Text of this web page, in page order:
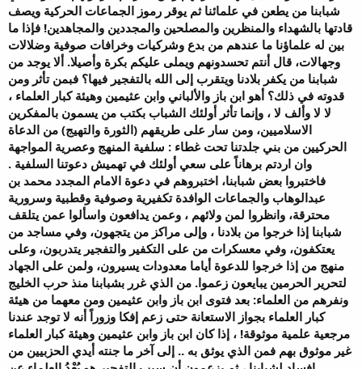
شبابنا من يطعن في علمائنا ثم يوقر رموز الجماعات الحركية ويصف
قادتها بالشهداء والمنظرين والمصلحين والمجددين والمجاهدين! فإذا ما
بين له علماؤنا ما عندهم من بدع وشركيات وخرافات صوفية وضلالات
وجهالات، قال أنتم تحسدونهم ويملى عليكم بكرة وأصيلا. ألا يوجد من
شبابنا من يكفر بلادنا ويتقرب إلى الله بالتفجير فيها؟ فبمن تأثر ومن
قدوته في ذلك؟ أهو ابن باز والألباني وابن عثيمين وهيئة كبار العلماء ،
لا لا وألف لا ، وإنما تأثر أولئك الشباب بكتب من يسمون بالمفكرين
الاسلاميين، ومن سار على طريقهم (الثورة والتهيج) من الدعاة
الحركيين من بني جلدتنا تحت غطاء : سلفية المنهج وعصرية المواجهة
وان اردتم برهاناً على سعي أولئك في تهميش دعوتنا السلفية .
فاختبروا بعض شبابنا، اختبروهم في دعوة الامام المجدد محمد بن
عبدالوهاب والجماعات الوافدة تكفيرية وصوفية وقطبية وسرورية
محترقة، وانظروا لمن ولائهم ، وعمن يدافعون واسألوا عمن يتلقف
شبابنا إذا خرجوا من بلادنا ، وإلى مراكز من يتجهون، وفي مساجد من
يعتكفون، وفي معسكرات من على التكفير والتفجير يتدربون، وعلى
منهج من إذا خرجوا للدعوة أياما معدودات يسيرون، ولمن على الجهاد
لتحرير الحرمين يبايعون زعموا. من الذي غرر بشبابنا منذ حرب الخليج
ونفرهم من العلماء: بعد فتوى ابن باز وابن عثيمين ومن معهما من هيئة
كبار العلماء بجواز الاستعانة حتى زعم إفكا وزوراً أنه لا توجد عندنا
مرجعية علمية موثوقة! ، إذا كان ابن باز وابن عثيمين وهيئة كبار العلماء
غير موثوق بهم فمن الذي يوثق به .. إلى آخر ما جنته أيدي الحزبيين من